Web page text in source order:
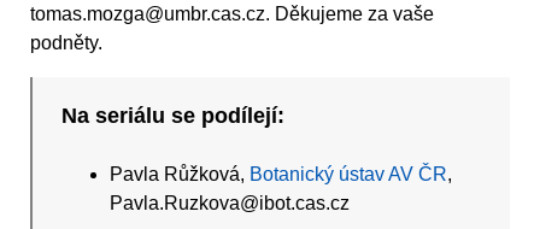
tomas.mozga@umbr.cas.cz. Děkujeme za vaše
podněty.
Na seriálu se podílejí:
Pavla Růžková, Botanický ústav AV ČR,
Pavla.Ruzkova@ibot.cas.cz